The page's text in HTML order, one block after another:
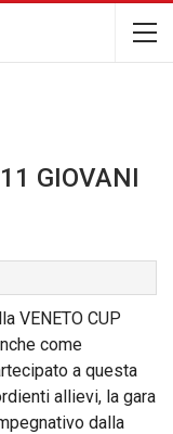
GIOVANI
VENETO CUP
come
a questa
allievi, la gara
dalla